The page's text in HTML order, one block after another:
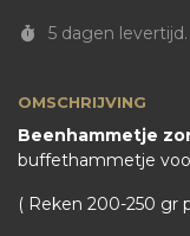
OMSCHRIJVING
Beenhammetje
buffethammetje
( Reken 200-250 gr
5 dagen levertijd.